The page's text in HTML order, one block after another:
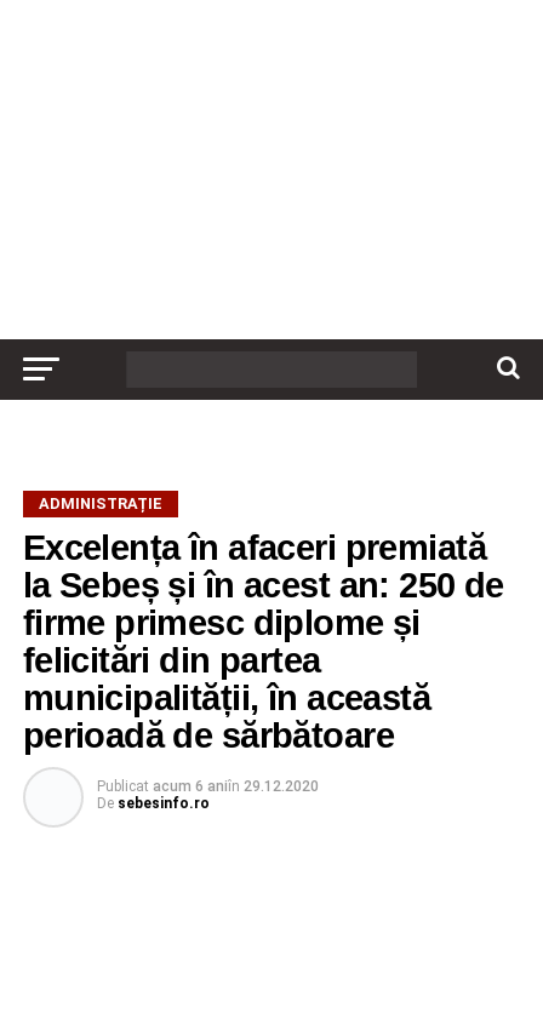
ADMINISTRAȚIE
Excelența în afaceri premiată
la Sebeș și în acest an: 250 de
firme primesc diplome și
felicitări din partea
municipalității, în această
perioadă de sărbătoare
Publicat acum 6 aniîn 29.12.2020
De sebesinfo.ro